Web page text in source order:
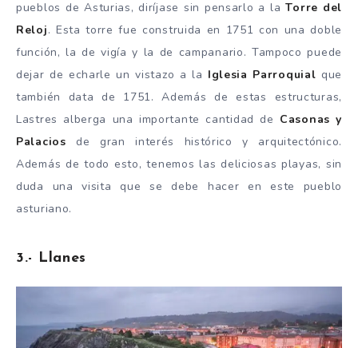
pueblos de Asturias, diríjase sin pensarlo a laTorre del
Reloj. Esta torre fue construida en 1751 con una doble
función, la de vigía y la de campanario. Tampoco puede
dejar de echarle un vistazo a la Iglesia Parroquial que
también data de 1751. Además de estas estructuras,
Lastres alberga una importante cantidad de Casonas y
Palacios de gran interés histórico y arquitectónico.
Además de todo esto, tenemos las deliciosas playas, sin
duda una visita que se debe hacer en este pueblo
asturiano.
3.- Llanes